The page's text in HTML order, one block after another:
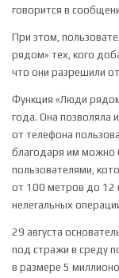
говорится в
При этом,
рядом» тех, кого
что они разрешили
Функция «Люди
года. Она позволяла
от телефона
благодаря им можно
пользователями,
от 100 метров до 12
нелегальных
29 августа
под стражи в среду
в размере 5